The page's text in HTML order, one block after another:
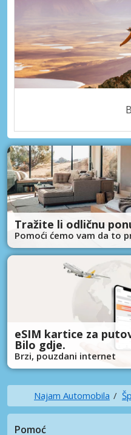
Tražite li odličnu
Pomoći ćemo vam da to
eSIM kartice za
Bilo gdje.
Brzi, pouzdani internet
Najam Automobila
Pomoć